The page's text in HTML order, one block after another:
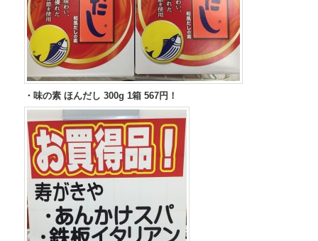
・味の素 ほんだし 300g 1箱 567円！